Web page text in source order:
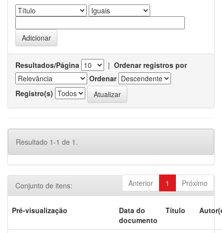
Resultados/Página | Ordenar registros por
Ordenar
Registro(s)
Resultado 1-1 de 1.
Anterior 1 Próximo
Conjunto de itens:
Pré-visualização
Data do
documento
Título